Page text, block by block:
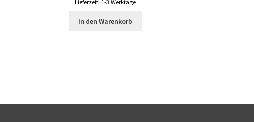
Lieferzeit: 1-3 Werktage
In den Warenkorb